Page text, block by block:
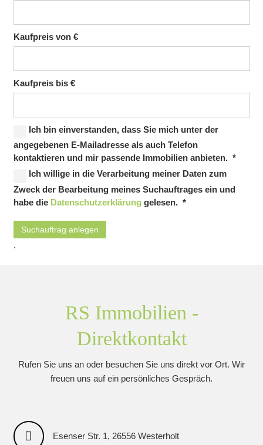
Kaufpreis von €
Kaufpreis bis €
Ich bin einverstanden, dass Sie mich unter der
angegebenen E-Mailadresse als auch Telefon
kontaktieren und mir passende Immobilien anbieten. *
Ich willige in die Verarbeitung meiner Daten zum
Zweck der Bearbeitung meines Suchauftrages ein und
habe die Datenschutzerklärung gelesen. *
Suchauftrag anlegen
.
RS Immobilien -
Direktkontakt
Rufen Sie uns an oder besuchen Sie uns direkt vor Ort. Wir
freuen uns auf ein persönliches Gespräch.
Esenser Str. 1, 26556 Westerholt